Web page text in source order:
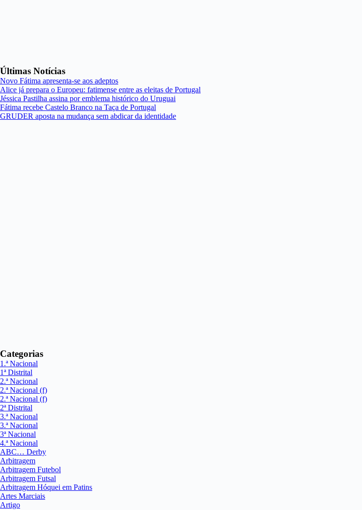
Últimas Notícias
Novo Fátima apresenta-se aos adeptos
Alice já prepara o Europeu: fatimense entre as eleitas de Portugal
Jéssica Pastilha assina por emblema histórico do Uruguai
Fátima recebe Castelo Branco na Taça de Portugal
GRUDER aposta na mudança sem abdicar da identidade
Categorias
1.ª Nacional
1ª Distrital
2.ª Nacional
2.ª Nacional (f)
2.ª Nacional (f)
2ª Distrital
3.ª Nacional
3.ª Nacional
3ª Nacional
4.ª Nacional
ABC… Derby
Arbitragem
Arbitragem Futebol
Arbitragem Futsal
Arbitragem Hóquei em Patins
Artes Marciais
Artigo